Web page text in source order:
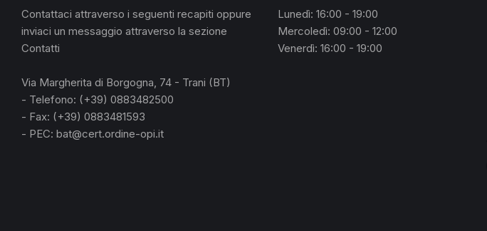
Contattaci attraverso i seguenti recapiti oppure
inviaci un messaggio attraverso la sezione
Contatti
Via Margherita di Borgogna, 74 - Trani (BT)
- Telefono: (+39) 0883482500
- Fax: (+39) 0883481593
- PEC: bat@cert.ordine-opi.it
Lunedì: 16:00 - 19:00
Mercoledì: 09:00 - 12:00
Venerdì: 16:00 - 19:00